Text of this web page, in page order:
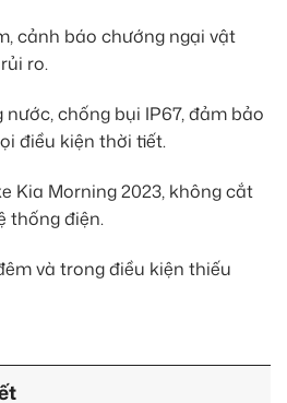
cảnh báo chướng ngại vật
ro.
chống bụi IP67, đảm bảo
điều kiện thời tiết.
Kia Morning 2023, không cắt
thống điện.
và trong điều kiện thiếu